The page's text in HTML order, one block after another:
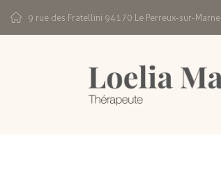
9 rue des Fratellini 94170 Le Perreux-sur-Marne